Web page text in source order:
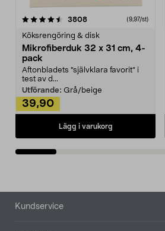
3808recensioner (9,97/st)
Köksrengöring & disk
Mikrofiberduk 32 x 31 cm, 4-
pack
Aftonbladets "självklara favorit” i
test av d...
Utförande: Grå/beige
39,90
Lägg i varukorg
4.0av 5 stjärnor
Sidfot
Kundservice